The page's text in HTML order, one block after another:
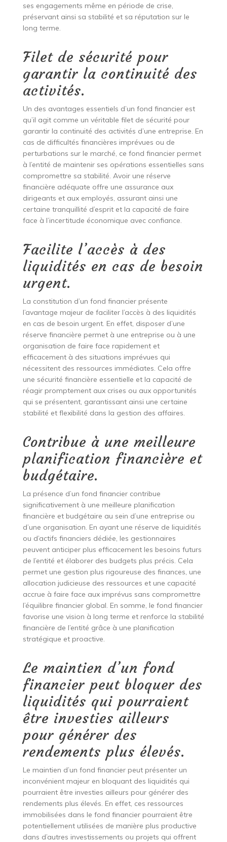
ses engagements même en période de crise,
préservant ainsi sa stabilité et sa réputation sur le
long terme.
Filet de sécurité pour
garantir la continuité des
activités.
Un des avantages essentiels d’un fond financier est
qu’il agit comme un véritable filet de sécurité pour
garantir la continuité des activités d’une entreprise. En
cas de difficultés financières imprévues ou de
perturbations sur le marché, ce fond financier permet
à l’entité de maintenir ses opérations essentielles sans
compromettre sa stabilité. Avoir une réserve
financière adéquate offre une assurance aux
dirigeants et aux employés, assurant ainsi une
certaine tranquillité d’esprit et la capacité de faire
face à l’incertitude économique avec confiance.
Facilite l’accès à des
liquidités en cas de besoin
urgent.
La constitution d’un fond financier présente
l’avantage majeur de faciliter l’accès à des liquidités
en cas de besoin urgent. En effet, disposer d’une
réserve financière permet à une entreprise ou à une
organisation de faire face rapidement et
efficacement à des situations imprévues qui
nécessitent des ressources immédiates. Cela offre
une sécurité financière essentielle et la capacité de
réagir promptement aux crises ou aux opportunités
qui se présentent, garantissant ainsi une certaine
stabilité et flexibilité dans la gestion des affaires.
Contribue à une meilleure
planification financière et
budgétaire.
La présence d’un fond financier contribue
significativement à une meilleure planification
financière et budgétaire au sein d’une entreprise ou
d’une organisation. En ayant une réserve de liquidités
ou d’actifs financiers dédiée, les gestionnaires
peuvent anticiper plus efficacement les besoins futurs
de l’entité et élaborer des budgets plus précis. Cela
permet une gestion plus rigoureuse des finances, une
allocation judicieuse des ressources et une capacité
accrue à faire face aux imprévus sans compromettre
l’équilibre financier global. En somme, le fond financier
favorise une vision à long terme et renforce la stabilité
financière de l’entité grâce à une planification
stratégique et proactive.
Le maintien d’un fond
financier peut bloquer des
liquidités qui pourraient
être investies ailleurs
pour générer des
rendements plus élevés.
Le maintien d’un fond financier peut présenter un
inconvénient majeur en bloquant des liquidités qui
pourraient être investies ailleurs pour générer des
rendements plus élevés. En effet, ces ressources
immobilisées dans le fond financier pourraient être
potentiellement utilisées de manière plus productive
dans d’autres investissements ou projets qui offrent